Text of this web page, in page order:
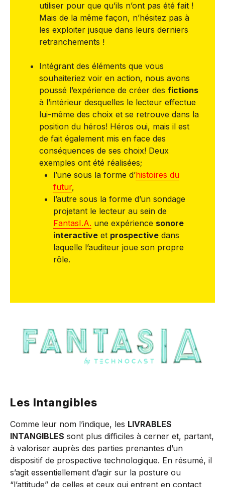
utiliser pour que qu’ils n’ont pas été fait !
Mais de la même façon, n’hésitez pas à
les exploiter jusque dans leurs derniers
retranchements !
Intégrant des éléments que vous
souhaiteriez voir en action, nous avons
poussé l’expérience de créer des fictions
à l’intérieur desquelles le lecteur effectue
lui-même des choix et se retrouve dans la
position du héros! Héros oui, mais il est
de fait également mis en face des
conséquences de ses choix! Deux
exemples ont été réalisées;
l’une sous la forme d’histoires du
futur,
l’autre sous la forme d’un sondage
projetant le lecteur au sein de
FantasI.A. une expérience sonore
interactive et prospective dans
laquelle l’auditeur joue son propre
rôle.
Les Intangibles
Comme leur nom l’indique, les LIVRABLES
INTANGIBLES sont plus difficiles à cerner et, partant,
à valoriser auprès des parties prenantes d’un
dispositif de prospective technologique. En résumé, il
s’agit essentiellement d’agir sur la posture ou
“l’attitude” de celles et ceux qui entrent en contact